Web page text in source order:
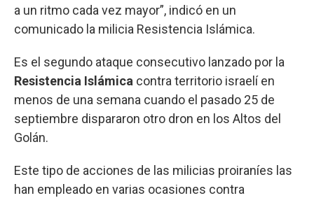
a un ritmo cada vez mayor”, indicó en un
comunicado la milicia Resistencia Islámica.
Es el segundo ataque consecutivo lanzado por la
Resistencia Islámica contra territorio israelí en
menos de una semana cuando el pasado 25 de
septiembre dispararon otro dron en los Altos del
Golán.
Este tipo de acciones de las milicias proiraníes las
han empleado en varias ocasiones contra